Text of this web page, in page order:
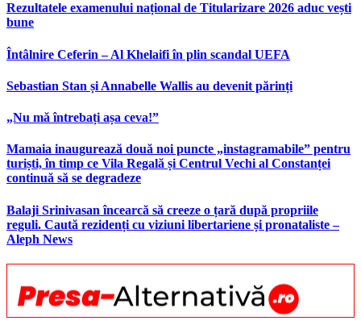
Rezultatele examenului național de Titularizare 2026 aduc vești
bune
Întâlnire Ceferin – Al Khelaifi în plin scandal UEFA
Sebastian Stan și Annabelle Wallis au devenit părinți
„Nu mă întrebați așa ceva!”
Mamaia inaugurează două noi puncte „instagramabile” pentru
turiști, în timp ce Vila Regală și Centrul Vechi al Constanței
continuă să se degradeze
Balaji Srinivasan încearcă să creeze o țară după propriile
reguli. Caută rezidenți cu viziuni libertariene și pronataliste –
Aleph News